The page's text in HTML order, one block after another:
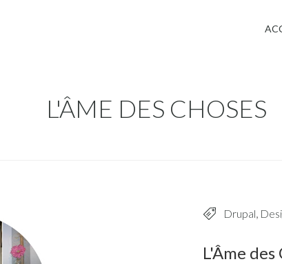
L'ÂME DES CHOSES
Drupal,
L'Âme des